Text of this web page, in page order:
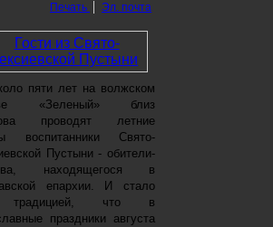
Печать Эл. почта
пяти лет на волжском
«Зеленый» близ
проводят летние
воспитанники Свято-
Пустыни - обители-
находящегося в
епархии. И стало
что в
праздники августа